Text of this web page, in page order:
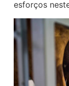
esforços